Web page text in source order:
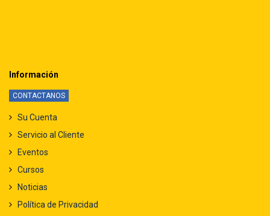
Información
CONTACTANOS
Su Cuenta
Servicio al Cliente
Eventos
Cursos
Noticias
Política de Privacidad